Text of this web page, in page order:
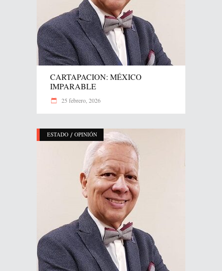
CARTAPACION: MÉXICO
IMPARABLE
25 febrero, 2026
ESTADO / OPINIÓN